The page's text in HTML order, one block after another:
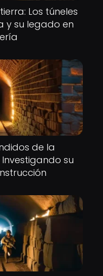
Los túneles
y su legado en
de la
su